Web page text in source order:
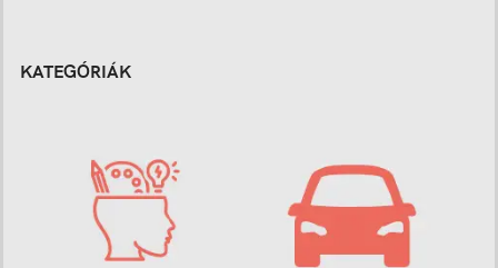
KATEGÓRIÁK